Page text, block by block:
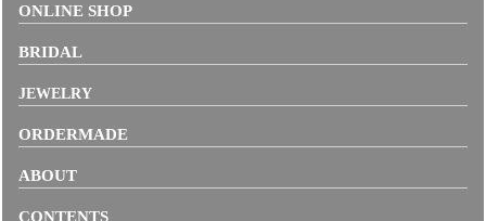
ONLINE SHOP
BRIDAL
JEWELRY
ORDERMADE
ABOUT
CONTENTS